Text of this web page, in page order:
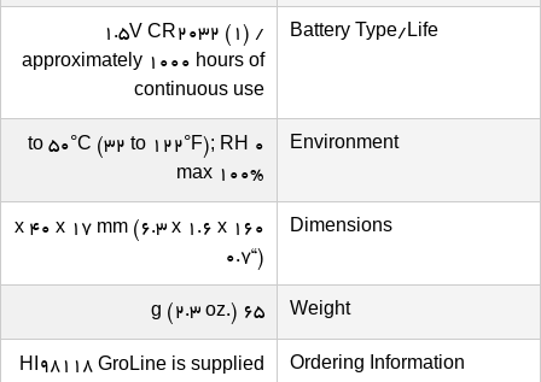
Battery Type/Life
1.5V CR2032 (1) /
approximately 1000 hours of
continuous use
Environment
0 to 50°C (32 to 122°F); RH
max 100%
Dimensions
160 x 40 x 17 mm (6.3 x 1.6 x
0.7“)
Weight
65 g (2.3 oz.)
Ordering Information
HI98118 GroLine is supplied